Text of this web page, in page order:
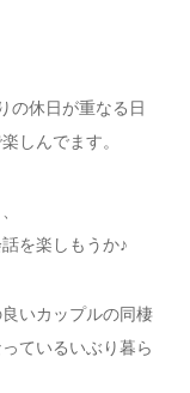
の休日が重なる日
しんでます。
を楽しもうか♪
いカップルの同棲
ているいぶり暮ら